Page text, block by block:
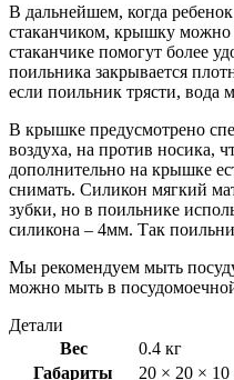
В дальнейшем, когда ребенок
стаканчиком, крышку можно
стаканчике помогут более
поильника закрывается
если поильник трясти, вода
В крышке предусмотрено
воздуха, на против носика,
дополнительно на крышке
снимать. Силикон мягкий
зубки, но в поильнике
силикона – 4мм. Так
Мы рекомендуем мыть
можно мыть в
Детали
Вес
0.4 кг
Габариты
20 × 20 × 10